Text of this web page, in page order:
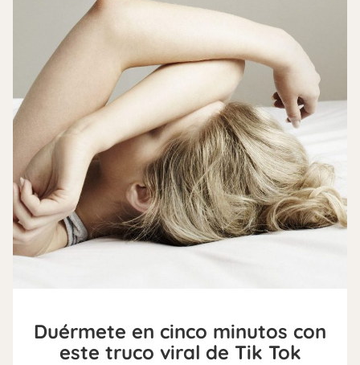
Duérmete en cinco minutos con
este truco viral de Tik Tok